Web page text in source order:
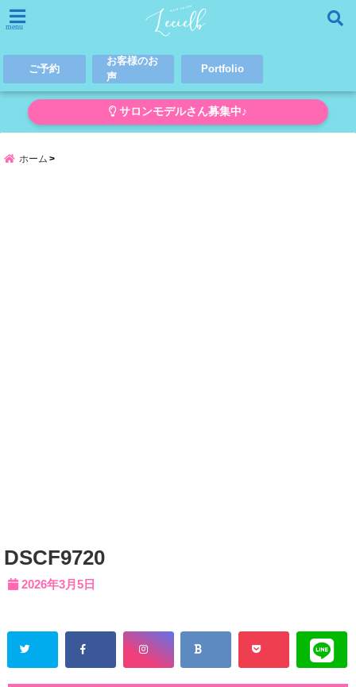
menu
ご予約
お客様のお
声
Portfolio
サロンモデルさん募集中♪
ホーム
DSCF9720
2026年3月5日